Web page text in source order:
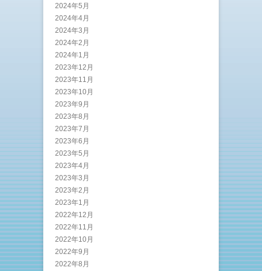
2024年5月
2024年4月
2024年3月
2024年2月
2024年1月
2023年12月
2023年11月
2023年10月
2023年9月
2023年8月
2023年7月
2023年6月
2023年5月
2023年4月
2023年3月
2023年2月
2023年1月
2022年12月
2022年11月
2022年10月
2022年9月
2022年8月